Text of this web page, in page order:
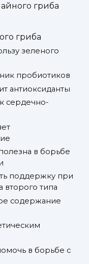
гриба
гриба
зеленого
пробиотиков
антиоксиданты
сердечно-
в борьбе
поддержку при
второго типа
содержание
в борьбе с